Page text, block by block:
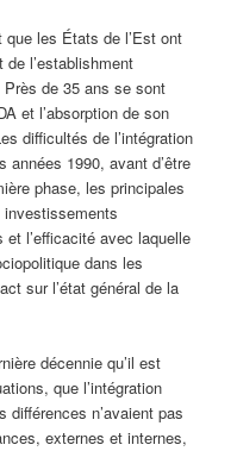
que les États de l’Est ont
de l’establishment
de 35 ans se sont
et l’absorption de son
difficultés de l’intégration
1990, avant d’être
phase, les principales
investissements
l’efficacité avec laquelle
dans les
sur l’état général de la
décennie qu’il est
que l’intégration
différences n’avaient pas
externes et internes,